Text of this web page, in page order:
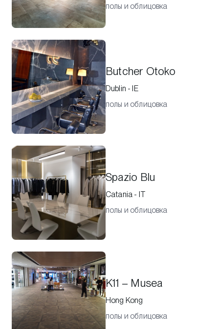
полы и облицовка
Butcher Otoko
Dublin - IE
полы и облицовка
Spazio Blu
Catania - IT
полы и облицовка
K11 – Musea
Hong Kong
полы и облицовка